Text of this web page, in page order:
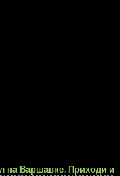
на Варшавке. Приходи и